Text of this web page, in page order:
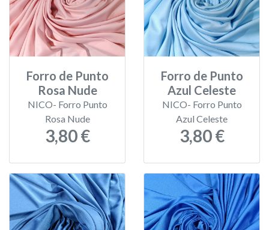
Forro de Punto
Rosa Nude
NICO- Forro Punto
Rosa Nude
3,80 €
Forro de Punto
Azul Celeste
NICO- Forro Punto
Azul Celeste
3,80 €